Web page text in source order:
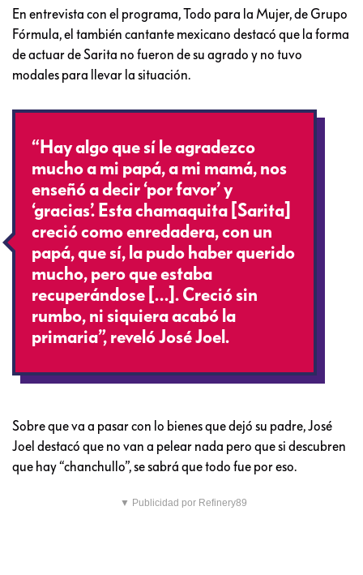
En entrevista con el programa, Todo para la Mujer, de Grupo
Fórmula, el también cantante mexicano destacó que la forma
de actuar de Sarita no fueron de su agrado y no tuvo
modales para llevar la situación.
“Hay algo que sí le agradezco
mucho a mi papá, a mi mamá, nos
enseñó a decir ‘por favor’ y
‘gracias’. Esta chamaquita [Sarita]
creció como enredadera, con un
papá, que sí, la pudo haber querido
mucho, pero que estaba
recuperándose […]. Creció sin
rumbo, ni siquiera acabó la
primaria”, reveló José Joel.
Sobre que va a pasar con lo bienes que dejó su padre, José
Joel destacó que no van a pelear nada pero que si descubren
que hay “chanchullo”, se sabrá que todo fue por eso.
▼ Publicidad por Refinery89